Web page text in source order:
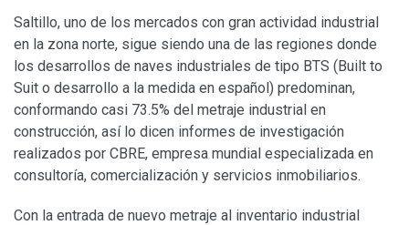
Saltillo, uno de los mercados con gran actividad industrial
en la zona norte, sigue siendo una de las regiones donde
los desarrollos de naves industriales de tipo BTS (Built to
Suit o desarrollo a la medida en español) predominan,
conformando casi 73.5% del metraje industrial en
construcción, así lo dicen informes de investigación
realizados por CBRE, empresa mundial especializada en
consultoría, comercialización y servicios inmobiliarios.
Con la entrada de nuevo metraje al inventario industrial